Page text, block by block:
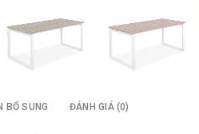
BỔ SUNG ĐÁNH GIÁ (0)